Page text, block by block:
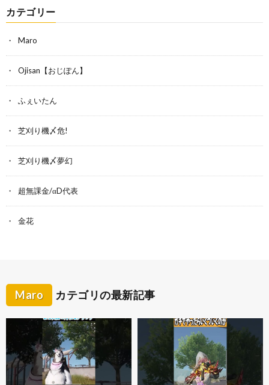
カテゴリー
Maro
Ojisan【おじぽん】
ふぇいたん
芝刈り機〆危!
芝刈り機〆夢幻
超無課金/αD代表
金花
Maro カテゴリの最新記事